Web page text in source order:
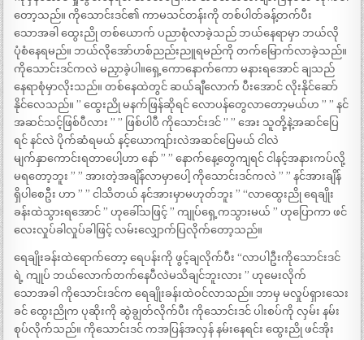
တော့သည်။ ကိုသောင်းဒင်၏ ကာမသင်တန်းကို တစ်ပါတ်ခန့်တက်ပီး
သောအခါ ထွေးညို တစ်ယောက် ပညာစုံလာခဲ့သည် ဘယ်နေရာမှာ ဘယ်လို
ပုံစံနေရမည်။ ဘယ်လိုအော်ဟစ်ညည်းညူရမည်ကို တက်မြောက်လာခဲ့သည်။
ကိုသောင်းဒင်ကလဲ မညှာခဲ့ပါ။ရှေ့ကောနောက်ကော မနားရအောင် ချသည်
နေရာစုံမှာလိုးသည်။ တစ်နေထဲတွင် ဆယ်ချီလောက် ပီးအောင် လိုးနိုင်ဆော်
နိုင်လေသည်။ ” ထွေးညို မနက်ဖြန်ဆိုရင် လောပန်တွေလာတော့မယ်ဟ ” ” နင်
အဆင်သင့်ဖြစ်ပီလား ” ” ဖြစ်ပါပီ ကိုသောင်းဒင် ” ” အေး သူတို့နဲ့အဆင်ပြေ
ရင် နင်လဲ ပိုက်ဆံရမယ် နင့်ယောကျာ်းလဲအဆင်ပြေမယ် ငါလဲ
မျက်နှာကောင်းရတာပေါ့ဟာ နော် ” ” နောက်နေ့တွေကျရင် ငါနင့်အနားကပ်လို့
မရတော့ဘူး ” ” အားတဲ့အချိန်လာမှာပေါ့ ကိုသောင်းဒင်ကလဲ ” ” နင်အားချိန်
ရှိပါစေဦး ဟာ ” ” ငါသိတယ် နင်အားမှာမဟုတ်ဘူး ” “လာထွေးညို ရေချိုး
ခန်းထဲသွားရအောင် ” ဟုခေါ်သဖြင့် ” ကျုပ်ရှေ့ကသွားမယ် ” ဟုပြောကာ ဖင်
လေးလှုပ်ခါလှုပ်ခါဖြင့် လမ်းလျှောက်ပြလိုက်တော့သည်။
ရေချိုးခန်းထဲရောက်တော့ ရေပန်းကို ဖွင့်ချလိုက်ပီး “လာပါဦးကိုသောင်းဒင်
ရဲ့ ကျုပ် ဘယ်လောက်တက်နေပီလဲမသိချင်ဘူးလား ” ဟုမေးလိုက်
သောအခါ ကိုသောင်းဒင်က ရေချိုးခန်းထဲဝင်လာသည်။ ဘာမှ မလှုပ်ရှားသေး
ခင် ထွေးညိုက ပုဆိုးကို ဆွဲချွတ်လိုက်ပီး ကိုသောင်းဒင် ပါးစပ်ကို လှမ်း နမ်း
စုပ်လိုက်သည်။ ကိုသောင်းဒင် ကအပြန်အလှန် နမ်းနေရင်း ထွေးညို ဖင်အိုး